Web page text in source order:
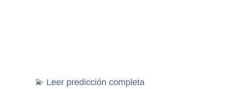
💫 Leer predicción completa